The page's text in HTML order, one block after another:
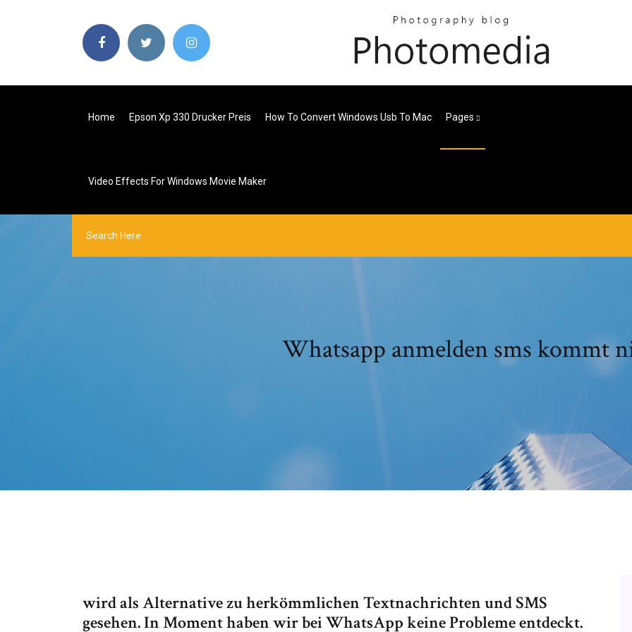
Home Epson Xp 330 Drucker Preis How To Convert Windows Usb To Mac Pages
Video Effects For Windows Movie Maker
Whatsapp anmelden sms kommt
wird als Alternative zu herkömmlichen Textnachrichten und SMS
gesehen. In Moment haben wir bei WhatsApp keine Probleme entdeckt.